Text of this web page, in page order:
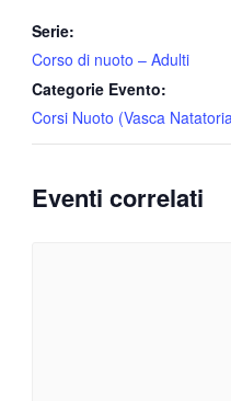
Serie:
Corso di nuoto – Adulti
Categorie Evento:
Corsi Nuoto (Vasca
Eventi correlati